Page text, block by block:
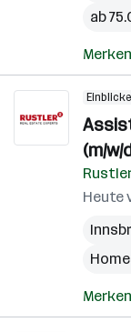
ab
Merken
Einblicke
(m/w/
Heute
Merken